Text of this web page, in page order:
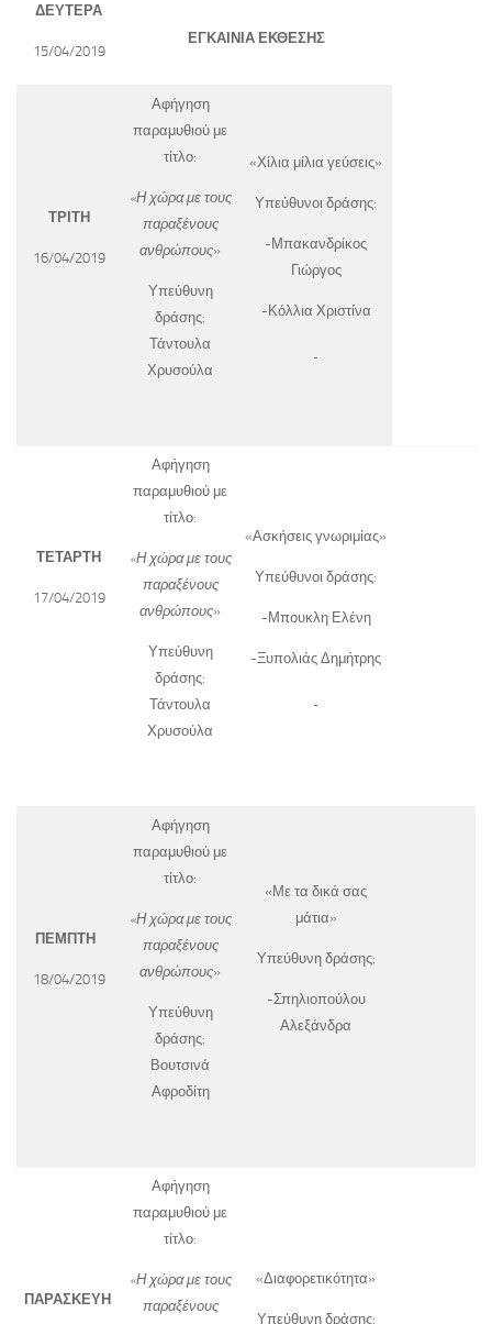
ΔΕΥΤΕΡΑ
15/04/2019
ΕΓΚΑΙΝΙΑ ΕΚΘΕΣΗΣ
ΤΡΙΤΗ
16/04/2019
Αφήγηση
παραμυθιού με
τίτλο:
«Η χώρα με τους
παραξένους
ανθρώπους»
Υπεύθυνη
δράσης:
Τάντουλα
Χρυσούλα
«Χίλια μίλια γεύσεις»
Υπεύθυνοι δράσης:
-Μπακανδρίκος
Γιώργος
-Κόλλια Χριστίνα
ΤΕΤΑΡΤΗ
17/04/2019
Αφήγηση
παραμυθιού με
τίτλο:
«Η χώρα με τους
παραξένους
ανθρώπους»
Υπεύθυνη
δράσης:
Τάντουλα
Χρυσούλα
«Ασκήσεις γνωριμίας»
Υπεύθυνοι δράσης:
-Μπουκλη Ελένη
-Ξυπολιάς Δημήτρης
ΠΕΜΠΤΗ
18/04/2019
Αφήγηση
παραμυθιού με
τίτλο:
«Η χώρα με τους
παραξένους
ανθρώπους»
Υπεύθυνη
δράσης:
Βουτσινά
Αφροδίτη
«Με τα δικά σας
μάτια»
Υπεύθυνη δράσης:
-Σπηλιοπούλου
Αλεξάνδρα
ΠΑΡΑΣΚΕΥΗ
Αφήγηση
παραμυθιού με
τίτλο:
«Η χώρα με τους
παραξένους
«Διαφορετικότητα»
Υπεύθυνη δράσης: